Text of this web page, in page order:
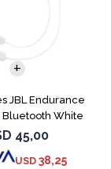
JBL Endurance
Bluetooth White
45,00
USD 38,25